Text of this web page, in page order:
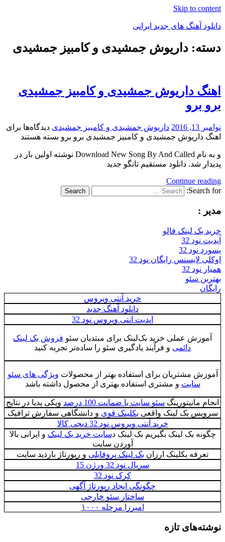
Skip to content
دانلود آهنگ های جدید ایرانی
دانلود
دسته: داریوش جمشیدی و کامبیز جمشیدی
اهنگ داریوش جمشیدی و کامبیز جمشیدی
برو برو
نوامبر 13, 2016 داریوش جمشیدی و کامبیز جمشیدی دیدگاه‌ها برای
اهنگ داریوش جمشیدی و کامبیز جمشیدی برو برو بسته هستند
و به نام Download New Song By And Called نوشته اولین بار در
پدیدار شد. دانلود مستقیم تانگو جدید
Continue reading
Search for:
Search
مدیر :
خرید بک لینک فالو
آپدیت نود 32
پسورد نود 32
اوکلی لایسنس رایگان نود 32
همیار نود 32
بهترین سئو
رایگان
خرید آنتی ویروس
دانلود آهنگ جدید
اپدیت انتی ویروس نود 32
آموزش عملی خرید بک‌لینک برای مبتدیان سئو فروش بک لینک
دائمی و فرآیند یادگیری سئو را ساده‌تر تجربه کنید
آموزش مشتریان برای استفاده بهتر از محصولات ویژگی های سئو
سایت و مشتری استفاده بهتری از محصول داشته باشد
انجام مانیتورینگ سئو سایت با ضمانت 100 درصد
ویکی پدیا در نتایج
سرویس بک لینک واقعی بکلینک قوی و دانشگاهی سفارش ترافیک
خرید آنتی ویروس نود 32 دیجی کالا
چگونه بک لینک بگیریم بک لینک دسایت خرید بک لینک و ایرانی بالا
آوردن سایت
تعرفه بکلینک ارزان بک لینک پروفایلی و رپورتاژ بازدید سایت
سریال نود 32 ورژن 15
کرک نود 32
چگونگی ایجاد رپورتاژ آگهی
ساختار سئو خارجی
امیرزا مرحله ۱۰۰۰
نوشته‌های تازه